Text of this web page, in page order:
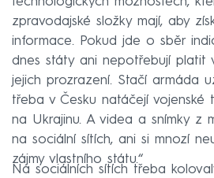
zpravodajské složky mají, aby
informace. Pokud jde o sběr
dnes státy ani nepotřebují platit
jejich prozrazení. Stačí armáda
třeba v Česku natáčejí vojenské
na Ukrajinu. A videa a snímky z
na sociální sítích, ani si mnozí
zájmy vlastního státu.“
Na sociálních sítích třeba